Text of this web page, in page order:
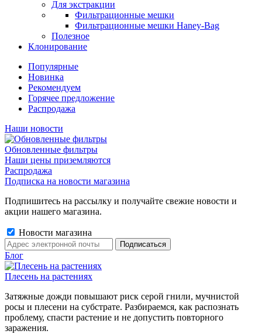
Для экстракции
Фильтрационные мешки
Фильтрационные мешки Haney-Bag
Полезное
Клонирование
Популярные
Новинка
Рекомендуем
Горячее предложение
Распродажа
Наши новости
Обновленные фильтры
Наши цены приземляются
Распродажа
Подписка на новости магазина
Подпишитесь на рассылку и получайте свежие новости и
акции нашего магазина.
Новости магазина
Блог
Плесень на растениях
Затяжные дожди повышают риск серой гнили, мучнистой
росы и плесени на субстрате. Разбираемся, как распознать
проблему, спасти растение и не допустить повторного
заражения.